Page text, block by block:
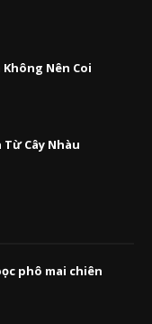
Nên Coi
Cây Nhàu
phô mai chiên